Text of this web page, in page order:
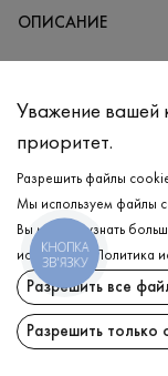
ОПИСАНИЕ
актуальный фасон
белым кантом по
обеспечивает
Идеальная база с
неотъемлемой
каждый день!
СОСТАВ
Хлопок - 100%
ДОСТАВКА
ВОЗВРАТ
Уважение вашей
приоритет.
Разрешить файлы
Мы используем файлы
Вы можете узнать
используем.
Политика
Разрешить все
Разрешить
КНОПКА
ЗВ'ЯЗКУ